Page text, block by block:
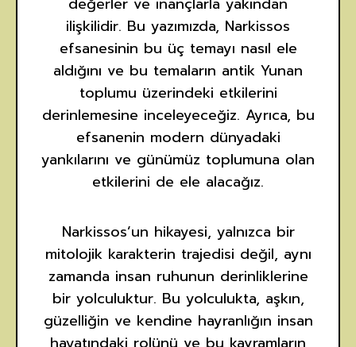
ilişkilidir. Bu yazımızda, Narkissos
efsanesinin bu üç temayı nasıl ele
aldığını ve bu temaların antik Yunan
toplumu üzerindeki etkilerini
derinlemesine inceleyeceğiz. Ayrıca, bu
efsanenin modern dünyadaki
yankılarını ve günümüz toplumuna olan
etkilerini de ele alacağız.
Narkissos’un hikayesi, yalnızca bir
mitolojik karakterin trajedisi değil, aynı
zamanda insan ruhunun derinliklerine
bir yolculuktur. Bu yolculukta, aşkın,
güzelliğin ve kendine hayranlığın insan